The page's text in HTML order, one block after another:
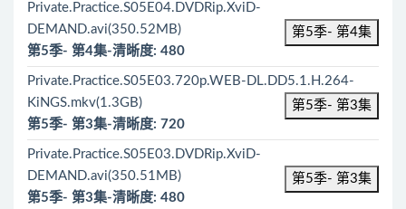
Private.Practice.S05E04.DVDRip.XviD-
DEMAND.avi(350.52MB)
第5季- 第4集
第5季- 第4集-清晰度: 480
Private.Practice.S05E03.720p.WEB-DL.DD5.1.H.264-
KiNGS.mkv(1.3GB)
第5季- 第3集
第5季- 第3集-清晰度: 720
Private.Practice.S05E03.DVDRip.XviD-
DEMAND.avi(350.51MB)
第5季- 第3集
第5季- 第3集-清晰度: 480